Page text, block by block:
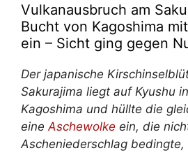
Vulkanausbruch am
Bucht von Kagoshima
ein – Sicht ging gegen
Der japanische
Sakurajima liegt auf Kyushu
Kagoshima und hüllte die
eine Aschewolke ein, die
Ascheniederschlag